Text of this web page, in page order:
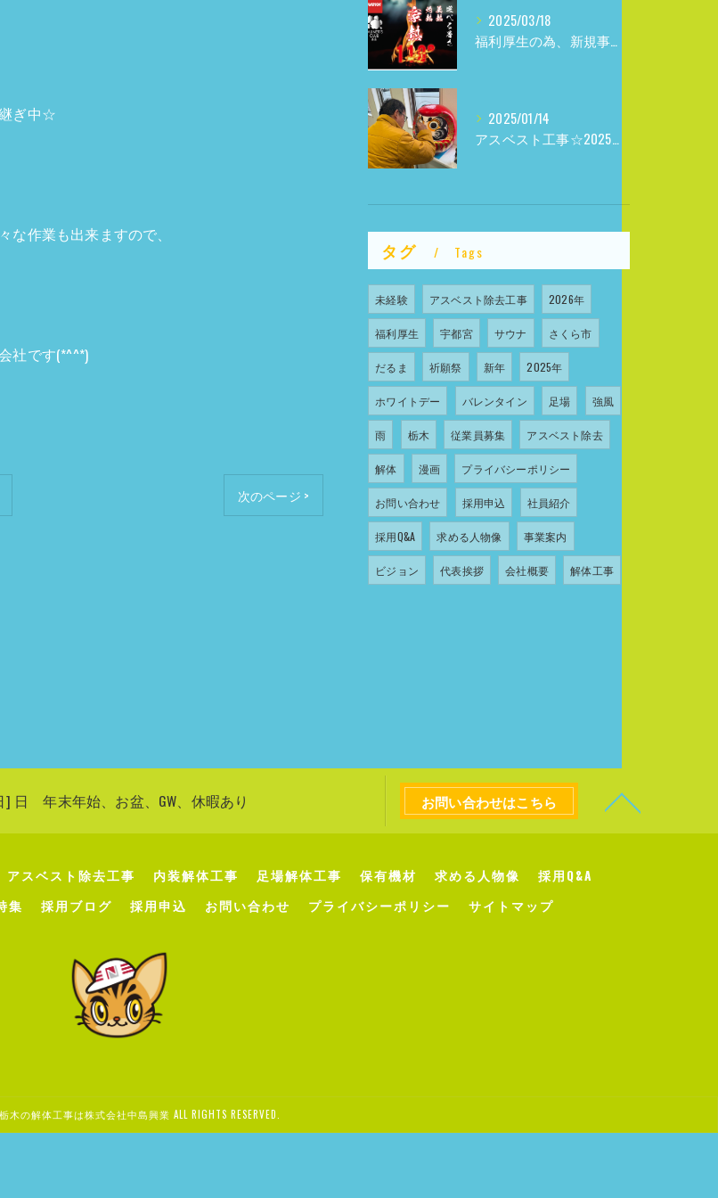
ぎ中☆
作業も出来ますので、
社です(*^^*)
次のページ >
2025/03/18
福利厚生の為、新規事業参入しました
2025/01/14
アスベスト工事☆2025年☆
タグ Tags
未経験 アスベスト除去工事 2026年
福利厚生 宇都宮 サウナ さくら市
だるま 祈願祭 新年 2025年
ホワイトデー バレンタイン 足場 強風
雨 栃木 従業員募集 アスベスト除去
解体 漫画 プライバシーポリシー
お問い合わせ 採用申込 社員紹介
採用Q&A 求める人物像 事業案内
ビジョン 代表挨拶 会社概要 解体工事
] 日 年末年始、お盆、GW、休暇あり お問い合わせはこちら
アスベスト除去工事 内装解体工事 足場解体工事 保有機材 求める人物像
採用Q&A
集 採用ブログ 採用申込 お問い合わせ プライバシーポリシー サイトマップ
の解体工事は株式会社中島興業 ALL RIGHTS RESERVED.